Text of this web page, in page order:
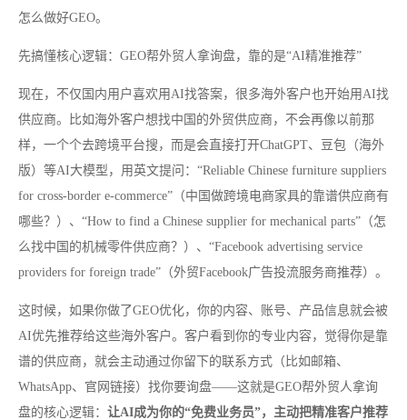
怎么做好GEO。
先搞懂核心逻辑：GEO帮外贸人拿询盘，靠的是“AI精准推荐”
现在，不仅国内用户喜欢用AI找答案，很多海外客户也开始用AI找
供应商。比如海外客户想找中国的外贸供应商，不会再像以前那
样，一个个去跨境平台搜，而是会直接打开ChatGPT、豆包（海外
版）等AI大模型，用英文提问：“Reliable Chinese furniture suppliers
for cross-border e-commerce”（中国做跨境电商家具的靠谱供应商有
哪些？）、“How to find a Chinese supplier for mechanical parts”（怎
么找中国的机械零件供应商？）、“Facebook advertising service
providers for foreign trade”（外贸Facebook广告投流服务商推荐）。
这时候，如果你做了GEO优化，你的内容、账号、产品信息就会被
AI优先推荐给这些海外客户。客户看到你的专业内容，觉得你是靠
谱的供应商，就会主动通过你留下的联系方式（比如邮箱、
WhatsApp、官网链接）找你要询盘——这就是GEO帮外贸人拿询
盘的核心逻辑： 让AI成为你的“免费业务员”，主动把精准客户推荐